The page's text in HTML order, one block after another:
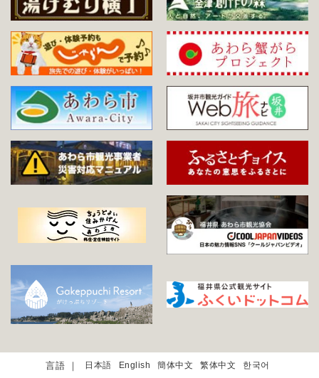
日本語 English 簡体中文 繁体中文 한국어